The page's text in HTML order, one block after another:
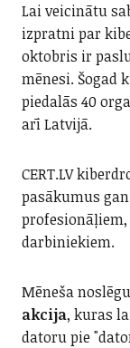
Lai veicinātu
izpratni par
oktobris ir
mēnesi. Šogad
piedalās 40
arī Latvijā.
CERT.LV
pasākumus
darbiniekiem.
Mēneša
akcija, kuras
datoru pie